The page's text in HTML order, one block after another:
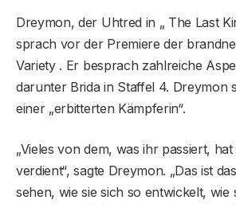
Dreymon, der Uhtred in „ The Last
sprach vor der Premiere der
Variety . Er besprach zahlreiche
darunter Brida in Staffel 4. Dreymon
einer „erbitterten Kämpferin“.
„Vieles von dem, was ihr passiert,
verdient“, sagte Dreymon. „Das ist
sehen, wie sie sich so entwickelt, wie